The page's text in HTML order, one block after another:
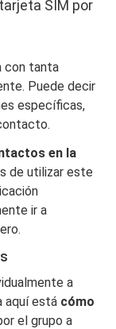
SIM por
con tanta
Puede decir
específicas,
en la
de utilizar este
ir a
a
aquí está cómo
el grupo a